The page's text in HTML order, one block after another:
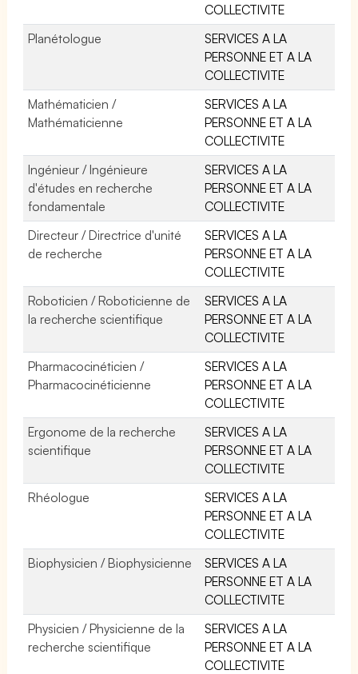
COLLECTIVITE
Planétologue
SERVICES A LA
PERSONNE ET A LA
COLLECTIVITE
Mathématicien /
Mathématicienne
SERVICES A LA
PERSONNE ET A LA
COLLECTIVITE
Ingénieur / Ingénieure
d'études en recherche
fondamentale
SERVICES A LA
PERSONNE ET A LA
COLLECTIVITE
Directeur / Directrice d'unité
de recherche
SERVICES A LA
PERSONNE ET A LA
COLLECTIVITE
Roboticien / Roboticienne de
la recherche scientifique
SERVICES A LA
PERSONNE ET A LA
COLLECTIVITE
Pharmacocinéticien /
Pharmacocinéticienne
SERVICES A LA
PERSONNE ET A LA
COLLECTIVITE
Ergonome de la recherche
scientifique
SERVICES A LA
PERSONNE ET A LA
COLLECTIVITE
Rhéologue
SERVICES A LA
PERSONNE ET A LA
COLLECTIVITE
Biophysicien / Biophysicienne
SERVICES A LA
PERSONNE ET A LA
COLLECTIVITE
Physicien / Physicienne de la
recherche scientifique
SERVICES A LA
PERSONNE ET A LA
COLLECTIVITE